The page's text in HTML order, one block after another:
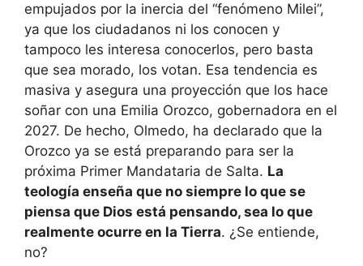
empujados por la inercia del “fenómeno Milei”,
ya que los ciudadanos ni los conocen y
tampoco les interesa conocerlos, pero basta
que sea morado, los votan. Esa tendencia es
masiva y asegura una proyección que los hace
soñar con una Emilia Orozco, gobernadora en el
2027. De hecho, Olmedo, ha declarado que la
Orozco ya se está preparando para ser la
próxima Primer Mandataria de Salta. La
teología enseña que no siempre lo que se
piensa que Dios está pensando, sea lo que
realmente ocurre en la Tierra. ¿Se entiende,
no?